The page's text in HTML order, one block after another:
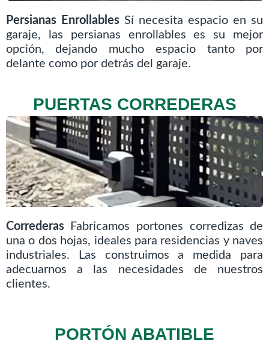
Persianas EnrollablesSí necesita espacio en su
garaje, las persianas enrollables es su mejor
opción, dejando mucho espacio tanto por
delante como por detrás del garaje.
PUERTAS CORREDERAS
CorrederasFabricamos portones corredizas de
una o dos hojas, ideales para residencias y naves
industriales. Las construimos a medida para
adecuarnos a las necesidades de nuestros
clientes.
PORTÓN ABATIBLE